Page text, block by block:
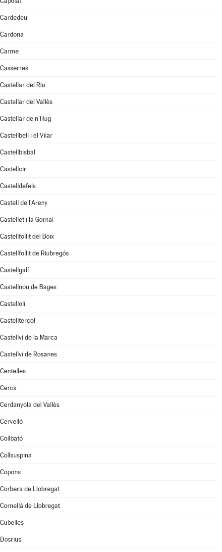
Cardedeu
Cardona
Carme
Casserres
Castellar del Riu
Castellar del Vallès
Castellar de n'Hug
Castellbell i el Vilar
Castellbisbal
Castellcir
Castelldefels
Castell de l'Areny
Castellet i la Gornal
Castellfollit del Boix
Castellfollit de Riubregós
Castellgalí
Castellnou de Bages
Castellolí
Castellterçol
Castellví de la Marca
Castellví de Rosanes
Centelles
Cercs
Cerdanyola del Vallès
Cervelló
Collbató
Collsuspina
Copons
Corbera de Llobregat
Cornellà de Llobregat
Cubelles
Dosrius